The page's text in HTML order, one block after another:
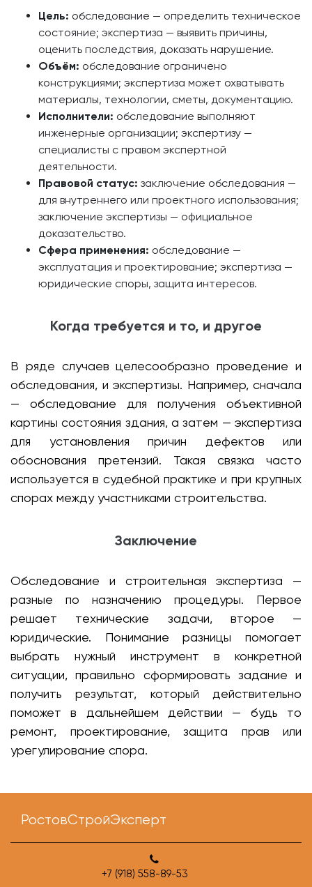
Цель: обследование — определить техническое
состояние; экспертиза — выявить причины,
оценить последствия, доказать нарушение.
Объём: обследование ограничено
конструкциями; экспертиза может охватывать
материалы, технологии, сметы, документацию.
Исполнители: обследование выполняют
инженерные организации; экспертизу —
специалисты с правом экспертной
деятельности.
Правовой статус: заключение обследования —
для внутреннего или проектного использования;
заключение экспертизы — официальное
доказательство.
Сфера применения: обследование —
эксплуатация и проектирование; экспертиза —
юридические споры, защита интересов.
Когда требуется и то, и другое
В ряде случаев целесообразно проведение и
обследования, и экспертизы. Например, сначала
— обследование для получения объективной
картины состояния здания, а затем — экспертиза
для установления причин дефектов или
обоснования претензий. Такая связка часто
используется в судебной практике и при крупных
спорах между участниками строительства.
Заключение
Обследование и строительная экспертиза —
разные по назначению процедуры. Первое
решает технические задачи, второе —
юридические. Понимание разницы помогает
выбрать нужный инструмент в конкретной
ситуации, правильно сформировать задание и
получить результат, который действительно
поможет в дальнейшем действии — будь то
ремонт, проектирование, защита прав или
урегулирование спора.
РостовСтройЭксперт
+7 (918) 558-89-53